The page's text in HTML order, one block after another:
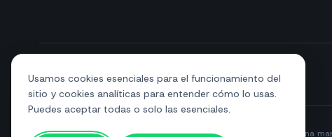
Usamos cookies esenciales para el funcionamiento del
sitio y cookies analíticas para entender cómo lo usas.
Puedes aceptar todas o solo las esenciales.
+39 081 544 7792info@sendapp.live
© 2026 SendApp. Todos los derechos reservados. WhatsApp es una